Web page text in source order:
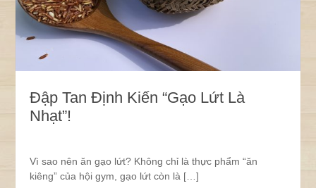
Đập Tan Định Kiến “Gạo Lứt Là
Nhạt”!
Vì sao nên ăn gạo lứt? Không chỉ là thực phẩm “ăn
kiêng” của hội gym, gạo lứt còn là […]